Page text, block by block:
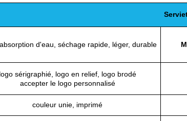
d'eau, séchage rapide, léger, durable
logo sérigraphié, logo en relief, logo brodé
accepter le logo personnalisé
couleur unie, imprimé